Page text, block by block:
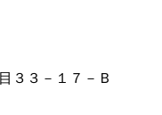
３３－１７－Ｂ